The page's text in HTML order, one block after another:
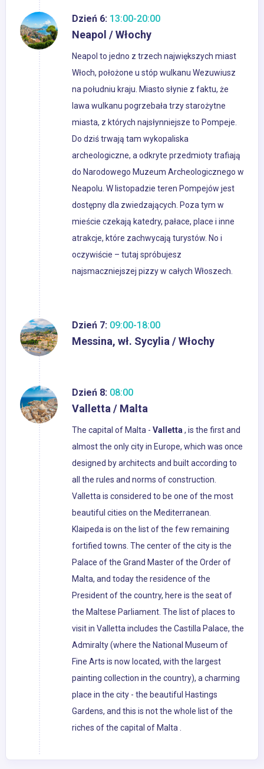
Dzień 6: 13:00-20:00
Neapol / Włochy
Neapol to jedno z trzech największych miast
Włoch, położone u stóp wulkanu Wezuwiusz
na południu kraju. Miasto słynie z faktu, że
lawa wulkanu pogrzebała trzy starożytne
miasta, z których najsłynniejsze to Pompeje.
Do dziś trwają tam wykopaliska
archeologiczne, a odkryte przedmioty trafiają
do Narodowego Muzeum Archeologicznego w
Neapolu. W listopadzie teren Pompejów jest
dostępny dla zwiedzających. Poza tym w
mieście czekają katedry, pałace, place i inne
atrakcje, które zachwycają turystów. No i
oczywiście – tutaj spróbujesz
najsmaczniejszej pizzy w całych Włoszech.
Dzień 7: 09:00-18:00
Messina, wł. Sycylia / Włochy
Dzień 8: 08:00
Valletta / Malta
The capital of Malta - Valletta, is the first and
almost the only city in Europe, which was once
designed by architects and built according to
all the rules and norms of construction.
Valletta is considered to be one of the most
beautiful cities on the Mediterranean.
Klaipeda is on the list of the few remaining
fortified towns. The center of the city is the
Palace of the Grand Master of the Order of
Malta, and today the residence of the
President of the country, here is the seat of
the Maltese Parliament. The list of places to
visit in Valletta includes the Castilla Palace, the
Admiralty (where the National Museum of
Fine Arts is now located, with the largest
painting collection in the country), a charming
place in the city - the beautiful Hastings
Gardens, and this is not the whole list of the
riches of the capital of Malta .